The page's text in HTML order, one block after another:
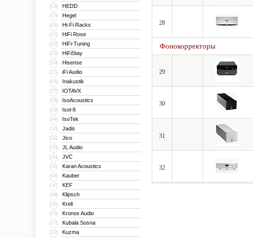
128 HEDD
129 Hegel
130 Hi-Fi Racks
131 HiFi Rose
132 HiFi-Tuning
133 HiFiStay
134 Hisense
135 iFi Audio
136 Inakustik
137 IOTAVX
138 IsoAcoustics
139 Isol-8
140 IsoTek
141 Jadis
142 Jico
143 JL Audio
144 JVC
145 Karan Acoustics
146 Kauber
147 KEF
148 Klipsch
149 Krell
150 Kronos Audio
151 Kubala Sosna
152 Kuzma
28
Фонокорректоры
29
30
31
32